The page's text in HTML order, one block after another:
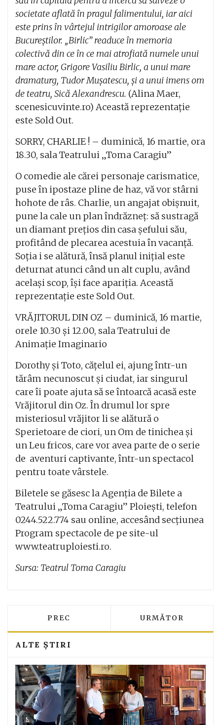
societate aflată în pragul falimentului, iar aici
este prins în vârtejul intrigilor amoroase ale
Bucureștilor. „Birlic” readuce în memoria
colectivă din ce în ce mai atrofiată numele unui
mare actor, Grigore Vasiliu Birlic, a unui mare
dramaturg, Tudor Mușatescu, și a unui imens om
de teatru, Sică Alexandrescu. (Alina Maer,
scenesicuvinte.ro) Această reprezentație
este Sold Out.
SORRY, CHARLIE ! – duminică, 16 martie, ora
18.30, sala Teatrului „Toma Caragiu”
O comedie ale cărei personaje carismatice,
puse în ipostaze pline de haz, vă vor stârni
hohote de râs. Charlie, un angajat obișnuit,
pune la cale un plan îndrăzneț: să sustragă
un diamant prețios din casa șefului său,
profitând de plecarea acestuia în vacanță.
Soția i se alătură, însă planul inițial este
deturnat atunci când un alt cuplu, având
același scop, își face apariția. Această
reprezentație este Sold Out.
VRĂJITORUL DIN OZ – duminică, 16 martie,
orele 10.30 și 12.00, sala Teatrului de
Animație Imaginario
Dorothy și Toto, cățelul ei, ajung într-un
tărâm necunoscut și ciudat, iar singurul
care îi poate ajuta să se întoarcă acasă este
Vrăjitorul din Oz. În drumul lor spre
misteriosul vrăjitor li se alătură o
Sperietoare de ciori, un Om de tinichea și
un Leu fricos, care vor avea parte de o serie
de aventuri captivante, într-un spectacol
pentru toate vârstele.
Biletele se găsesc la Agenția de Bilete a
Teatrului „Toma Caragiu” Ploiești, telefon
0244.522.774 sau online, accesând secțiunea
Program spectacole de pe site-ul
www.teatruploiesti.ro.
Sursa: Teatrul Toma Caragiu
ARTICOL PRECEDENT: DOMENIUL
PREC ARTICOLUL
URMĂTOR
ALTE ȘTIRI